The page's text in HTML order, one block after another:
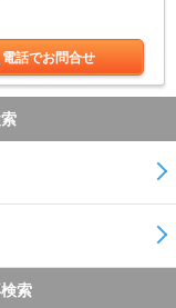
電話でお問合せ
索